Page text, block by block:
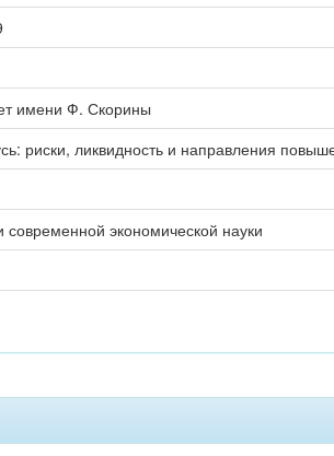
имени Ф. Скорины
риски, ликвидность и направления
экономической науки